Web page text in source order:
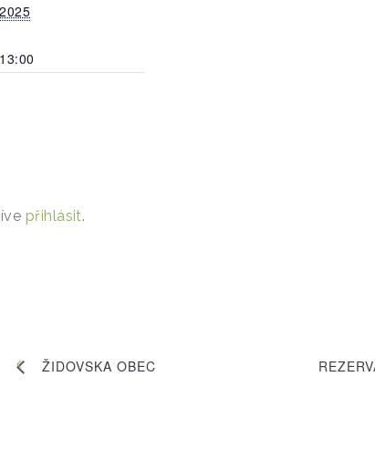
přihlásit.
ŽIDOVSKA OBEC